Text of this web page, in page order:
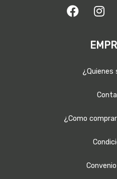
¿Quienes
¿Como